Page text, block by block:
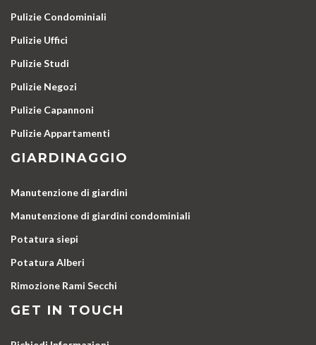
Pulizie Condominiali
Pulizie Uffici
Pulizie Studi
Pulizie Negozi
Pulizie Capannoni
Pulizie Appartamenti
GIARDINAGGIO
Manutenzione di giardini
Manutenzione di giardini condominiali
Potatura siepi
Potatura Alberi
Rimozione Rami Secchi
GET IN TOUCH